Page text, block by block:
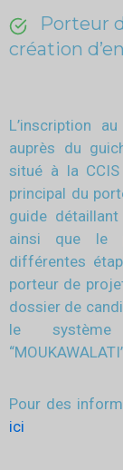
Porteur
création
L’inscription
auprès du
situé à la CCIS
principal du
guide
ainsi que le
différentes
porteur de
dossier de
le système
Pour des
ici